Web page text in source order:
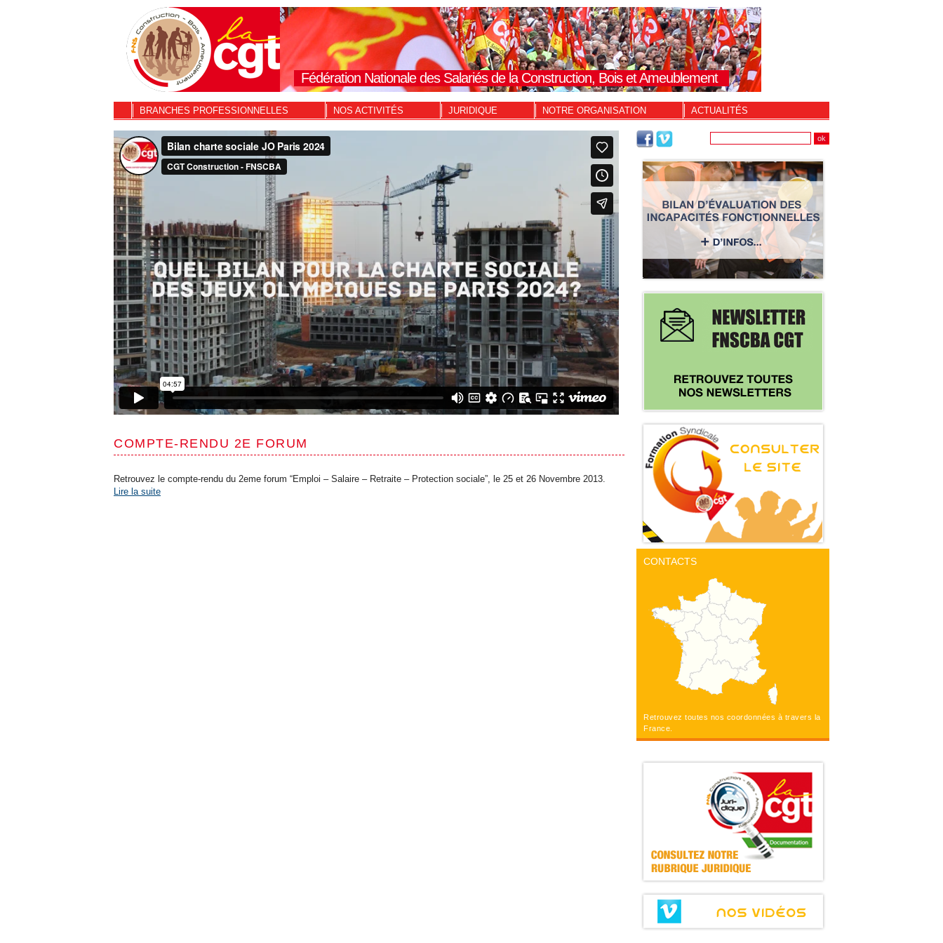
Fédération Nationale des Salariés de la Construction, Bois et Ameublement
BRANCHES PROFESSIONNELLES NOS ACTIVITÉS JURIDIQUE NOTRE ORGANISATION ACTUALITÉS
CONTACTS
Retrouvez toutes nos coordonnées à travers la
France.
COMPTE-RENDU 2E FORUM
Retrouvez le compte-rendu du 2eme forum “Emploi – Salaire – Retraite – Protection sociale”, le 25 et 26 Novembre 2013.
Lire la suite